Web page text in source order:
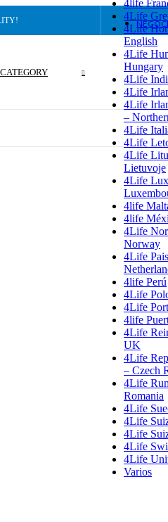
4life
4Life
4Life
English
4Life
Hungary
4Life
4Life
4Life
–
4Life
4Life
4Life
Lietuvoje
4Life
4life
4life
4Life
Norway
4Life
4life Perú
4Life
4Life
4life
4Life
UK
4Life
– Czech
4Life
Romania
4Life
4Life
4Life
4Life
4Life
Varios